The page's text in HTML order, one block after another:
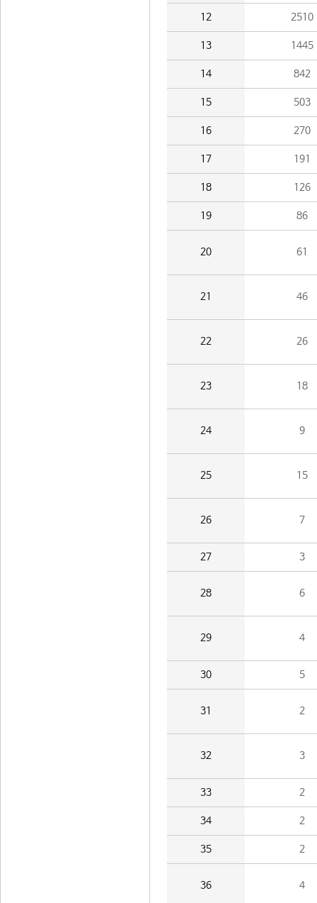
12 2510
13 1445
14 842
15 503
16 270
17 191
18 126
19 86
20 61
21 46
22 26
23 18
24 9
25 15
26 7
27 3
28 6
29 4
30 5
31 2
32 3
33 2
34 2
35 2
36 4